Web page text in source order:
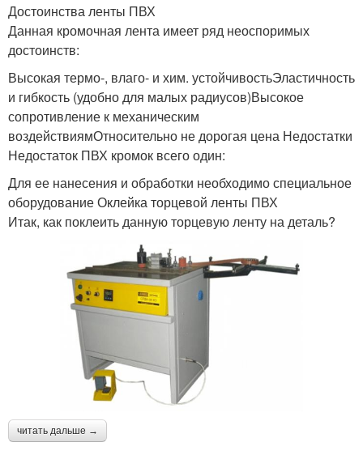
Достоинства ленты ПВХ
Данная кромочная лента имеет ряд неоспоримых
достоинств:
Высокая термо-, влаго- и хим. устойчивостьЭластичность
и гибкость (удобно для малых радиусов)Высокое
сопротивление к механическим
воздействиямОтносительно не дорогая цена Недостатки
Недостаток ПВХ кромок всего один:
Для ее нанесения и обработки необходимо специальное
оборудование Оклейка торцевой ленты ПВХ
Итак, как поклеить данную торцевую ленту на деталь?
читать дальше →